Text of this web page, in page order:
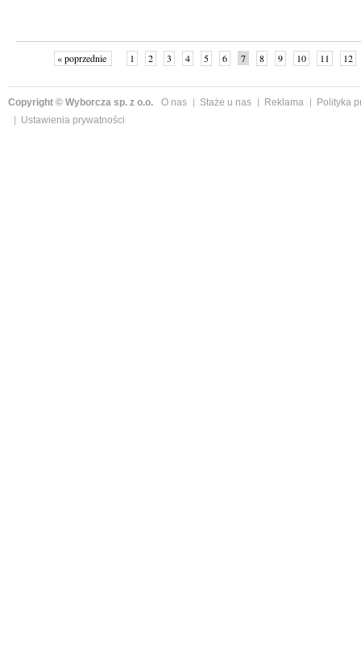
« poprzednie 1 2 3 4 5 6 7 8 9 10 11 12
Copyright © Wyborcza sp. z o.o. O nas Staże u nas Reklama
Polityka
Ustawienia prywatności